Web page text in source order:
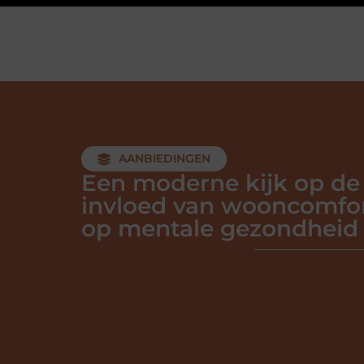
AANBIEDINGEN
Een moderne kijk op de
invloed van
op mentale gezondheid